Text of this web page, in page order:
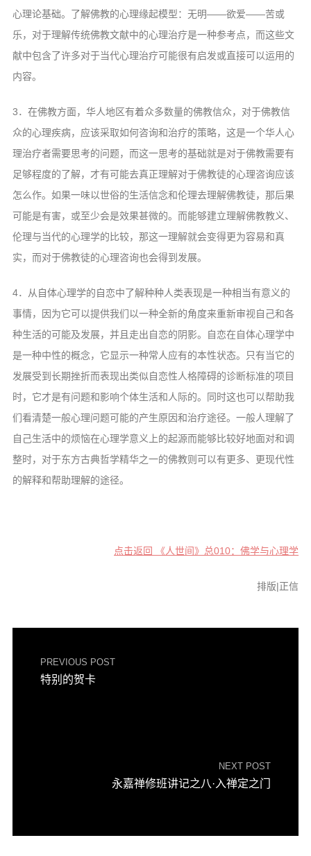
心理论基础。了解佛教的心理缘起模型：无明——欲爱——苦或
乐，对于理解传统佛教文献中的心理治疗是一种参考点，而这些文
献中包含了许多对于当代心理治疗可能很有启发或直接可以运用的
内容。
3．在佛教方面，华人地区有着众多数量的佛教信众，对于佛教信
众的心理疾病，应该采取如何咨询和治疗的策略，这是一个华人心
理治疗者需要思考的问题，而这一思考的基础就是对于佛教需要有
足够程度的了解，才有可能去真正理解对于佛教徒的心理咨询应该
怎么作。如果一味以世俗的生活信念和伦理去理解佛教徒，那后果
可能是有害，或至少会是效果甚微的。而能够建立理解佛教教义、
伦理与当代的心理学的比较，那这一理解就会变得更为容易和真
实，而对于佛教徒的心理咨询也会得到发展。
4．从自体心理学的自恋中了解种种人类表现是一种相当有意义的
事情，因为它可以提供我们以一种全新的角度来重新审视自己和各
种生活的可能及发展，并且走出自恋的阴影。自恋在自体心理学中
是一种中性的概念，它显示一种常人应有的本性状态。只有当它的
发展受到长期挫折而表现出类似自恋性人格障碍的诊断标准的项目
时，它才是有问题和影响个体生活和人际的。同时这也可以帮助我
们看清楚一般心理问题可能的产生原因和治疗途径。一般人理解了
自己生活中的烦恼在心理学意义上的起源而能够比较好地面对和调
整时，对于东方古典哲学精华之一的佛教则可以有更多、更现代性
的解释和帮助理解的途径。
点击返回 《人世间》总010：佛学与心理学
排版|正信
PREVIOUS POST
特别的贺卡
NEXT POST
永嘉禅修班讲记之八·入禅定之门